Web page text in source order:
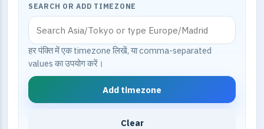
SEARCH OR ADD TIMEZONE
हर पंक्ति में एक timezone लिखें, या comma-separated
values का उपयोग करें।
Add timezone
Clear